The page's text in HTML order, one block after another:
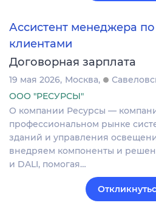
Ассистент менеджера
клиентами
Договорная зарплата
19 мая 2026 Москва
ООО "РЕСУРСЫ"
О компании Ресурсы —
профессиональном рынке
зданий и управления
внедряем компоненты и
и DALI, помогая…